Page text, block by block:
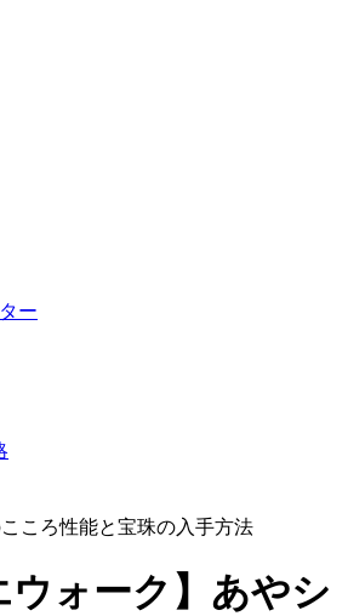
ー
ころ性能と宝珠の入手方法
ウォーク】あやシ